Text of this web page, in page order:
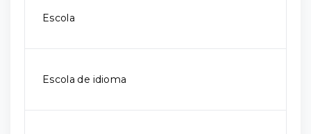
Escola
Escola de idioma